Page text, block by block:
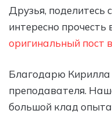
Друзья, поделитесь
интересно
оригинальный пост
Благодарю Кирилла
преподавателя.
большой клад